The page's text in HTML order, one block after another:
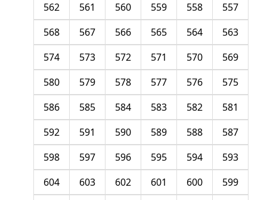
557
558
559
560
561
562
563
564
565
566
567
568
569
570
571
572
573
574
575
576
577
578
579
580
581
582
583
584
585
586
587
588
589
590
591
592
593
594
595
596
597
598
599
600
601
602
603
604